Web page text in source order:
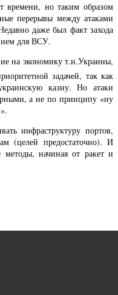
времени, но таким образом
перерывы между атаками
даже был факт захода
для ВСУ.
на экономику т.н.Украины,
задачей, так как
казну. Но атаки
а не по принципу «ну
инфраструктуру портов,
(целей предостаточно). И
методы, начиная от ракет и